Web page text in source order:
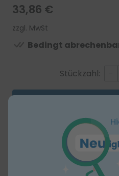
33,86 €
zzgl. MwSt
Bedingt
Stückzahl:
Silikon
zweilumig, CH 14